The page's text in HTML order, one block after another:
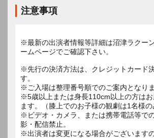
注意事項
※最新の出演者情報等詳細は沼津ラクー
ームページでご確認下さい。
※先行の決済方法は、クレジットカード
す。
※ご入場は整理番号順でのご案内となりま
※5歳以上または身長110cm以上の方はお
ます。（膝上でのお子様の観劇は1名様の
※ビデオ・カメラ、または携帯電話等で
影・配信禁止。
※出演者は変更になる場合がございます